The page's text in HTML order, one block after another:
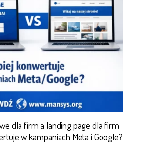
dla firm a landing page dla firm
w kampaniach Meta i Google?